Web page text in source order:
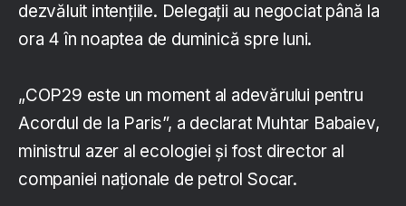
dezvăluit intenţiile. Delegaţii au negociat până la
ora 4 în noaptea de duminică spre luni.
„COP29 este un moment al adevărului pentru
Acordul de la Paris”, a declarat Muhtar Babaiev,
ministrul azer al ecologiei şi fost director al
companiei naţionale de petrol Socar.